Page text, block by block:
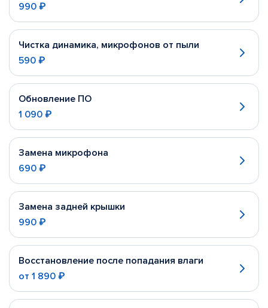
990 ₽
Чистка динамика, микрофонов от пыли
590 ₽
Обновление ПО
1 090 ₽
Замена микрофона
690 ₽
Замена задней крышки
990 ₽
Восстановление после попадания влаги
от 1 890 ₽